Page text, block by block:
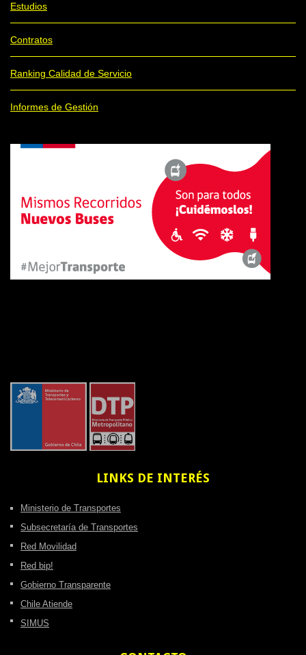
Estudios
Contratos
Ranking Calidad de Servicio
Informes de Gestión
LINKS DE INTERÉS
Ministerio de Transportes
Subsecretaría de Transportes
Red Movilidad
Red bip!
Gobierno Transparente
Chile Atiende
SIMUS